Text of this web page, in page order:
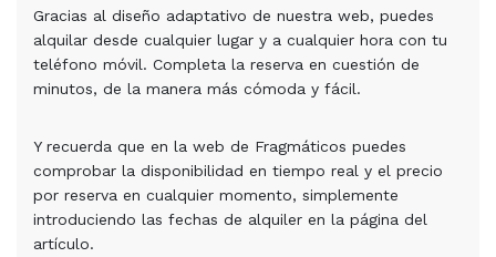
Gracias al diseño adaptativo de nuestra web, puedes
alquilar desde cualquier lugar y a cualquier hora con tu
teléfono móvil. Completa la reserva en cuestión de
minutos, de la manera más cómoda y fácil.
Y recuerda que en la web de Fragmáticos puedes
comprobar la disponibilidad en tiempo real y el precio
por reserva en cualquier momento, simplemente
introduciendo las fechas de alquiler en la página del
artículo.